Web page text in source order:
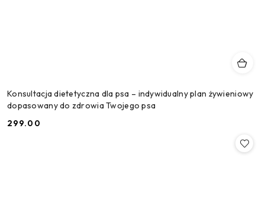
Konsultacja dietetyczna dla psa – indywidualny plan żywieniowy
dopasowany do zdrowia Twojego psa
Cena:
299.00